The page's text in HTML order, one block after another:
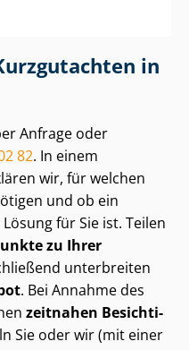
in
Anfrage oder
82. In einem
wir, für welchen
und ob ein
für Sie ist. Teilen
zu Ihrer
unterbreiten
. Bei Annahme des
zeitnahen Be­sich­ti­
Sie oder wir (mit einer